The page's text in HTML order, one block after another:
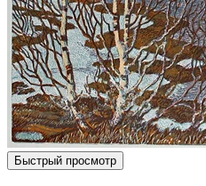
Быстрый просмотр